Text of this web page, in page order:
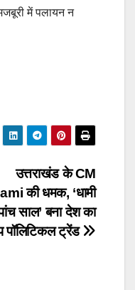
में पलायन न
उत्तराखंड के CM
की धमक, ‘धामी
साल’ बना देश का
पॉलिटिकल ट्रेंड